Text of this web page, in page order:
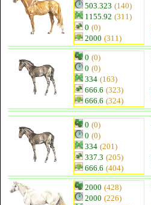
503.323 (140)
1155.92 (311)
0 (0)
2000 (311)
0 (0)
0 (0)
334 (163)
666.6 (323)
666.6 (324)
0 (0)
0 (0)
334 (201)
337.3 (205)
666.6 (404)
2000 (428)
2000 (226)